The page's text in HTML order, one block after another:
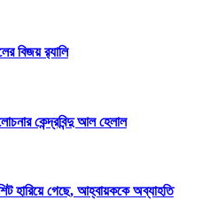
বিজয় র‍্যালি
কেন্দ্রবিন্দু আল হেলাল
হারিয়ে গেছে, আহ্বায়ককে অব্যাহতি